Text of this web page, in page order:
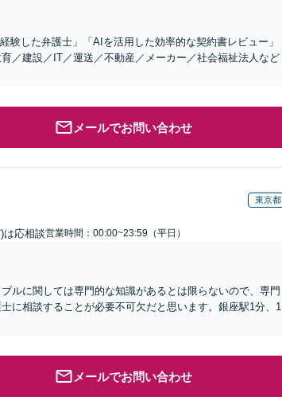
験した弁護士」「AIを活用した効率的な契約書レビュー」
／建設／IT／運送／不動産／メーカー／社会福祉法人など
メールでお問い合わせ
東京都
は応相談営業時間：00:00~23:59（平日）
ルに関しては専門的な知識があるとは限らないので、専門
に相談することが必要不可欠だと思います。銀座駅1分、1
メールでお問い合わせ